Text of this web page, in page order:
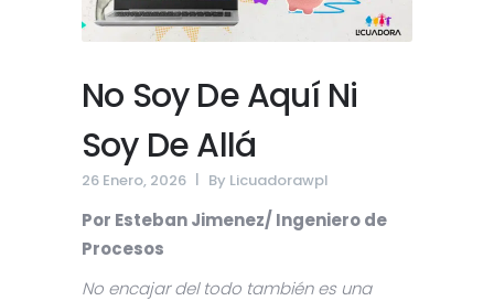
No Soy De Aquí Ni
Soy De Allá
26 Enero, 2026 By Licuadorawpl
Por Esteban Jimenez/ Ingeniero de
Procesos
No encajar del todo también es una